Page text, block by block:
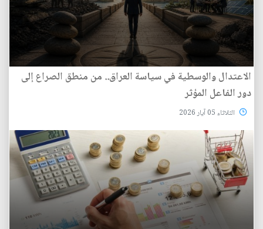
الاعتدال والوسطية في سياسة العراق.. من منطق الصراع إلى
دور الفاعل المؤثر
الثلاثاء 05 آيار 2026